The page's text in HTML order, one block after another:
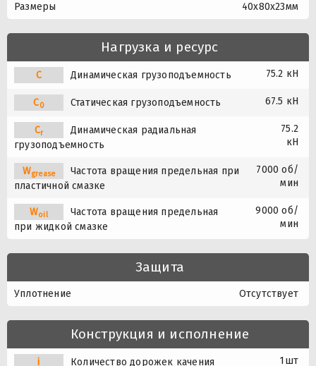
Размеры 40x80x23мм
Нагрузка и ресурс
C Динамическая грузоподъемность 75.2 кН
C0 Статическая грузоподъемность 67.5 кН
Cr
Динамическая радиальная
грузоподъемность
75.2
кН
Wgrease
Частота вращения предельная при
пластичной смазке
7000 об/
мин
Woil
Частота вращения предельная
при жидкой смазке
9000 об/
мин
Защита
Уплотнение Отсутствует
Конструкция и исполнение
i Количество дорожек качения 1шт